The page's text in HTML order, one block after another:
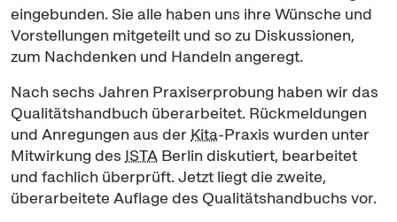
eingebunden. Sie alle haben uns ihre Wünsche und
Vorstellungen mitgeteilt und so zu Diskussionen,
zum Nachdenken und Handeln angeregt.
Nach sechs Jahren Praxiserprobung haben wir das
Qualitätshandbuch überarbeitet. Rückmeldungen
und Anregungen aus der Kita-Praxis wurden unter
Mitwirkung des ISTA Berlin diskutiert, bearbeitet
und fachlich überprüft. Jetzt liegt die zweite,
überarbeitete Auflage des Qualitätshandbuchs vor.